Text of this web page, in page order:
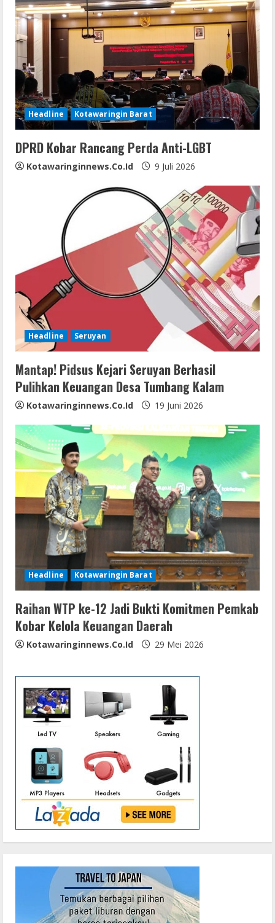
e
R
e
a
d
i
n
Headline Kotawaringin Barat
DPRD Kobar Rancang Perda Anti-LGBT
Kotawaringinnews.co.id 9 Juli 2026
Headline Seruyan
Mantap! Pidsus Kejari Seruyan Berhasil
Pulihkan Keuangan Desa Tumbang Kalam
Kotawaringinnews.co.id 19 Juni 2026
Headline Kotawaringin Barat
Raihan WTP ke-12 Jadi Bukti Komitmen Pemkab
Kobar Kelola Keuangan Daerah
Kotawaringinnews.co.id 29 Mei 2026